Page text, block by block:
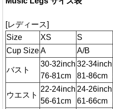
[レディース]
Size
XS S
Cup SizeA A/B
バスト
30-32inch
76-81cm
32-34inch
81-86cm
ウエスト
22-24inch
56-61cm
24-26inch
61-66cm